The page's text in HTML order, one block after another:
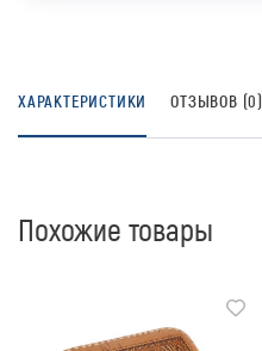
ХАРАКТЕРИСТИКИ ОТЗЫВОВ (0)
Похожие товары